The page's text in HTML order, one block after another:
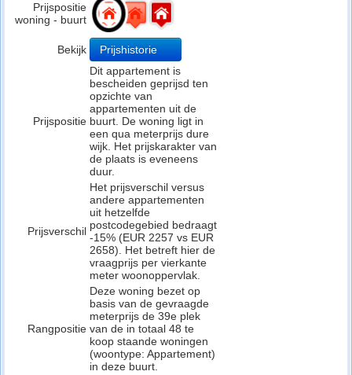
Prijspositie
woning - buurt
Bekijk Prijshistorie
Prijspositie
Dit appartement is
bescheiden geprijsd ten
opzichte van
appartementen uit de
buurt. De woning ligt in
een qua meterprijs dure
wijk. Het prijskarakter van
de plaats is eveneens
duur.
Prijsverschil
Het prijsverschil versus
andere appartementen
uit hetzelfde
postcodegebied bedraagt
-15% (EUR 2257 vs EUR
2658). Het betreft hier de
vraagprijs per vierkante
meter woonoppervlak.
Rangpositie
Deze woning bezet op
basis van de gevraagde
meterprijs de 39e plek
van de in totaal 48 te
koop staande woningen
(woontype: Appartement)
in deze buurt.